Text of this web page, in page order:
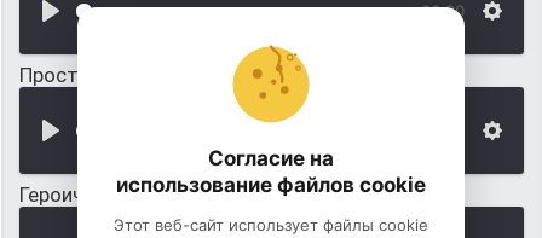
00:00
Простая пиратская музыка
Героическая пиратская музыка
Согласие на
использование файлов cookie
Этот веб-сайт использует файлы cookie